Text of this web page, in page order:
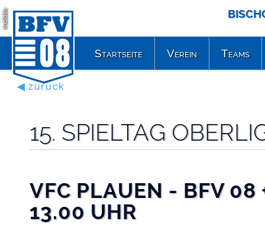
mobile
◀ zurück
15. SPIELTAG
VFC PLAUEN - BFV 08
13.00 UHR
Startseite Verein Teams